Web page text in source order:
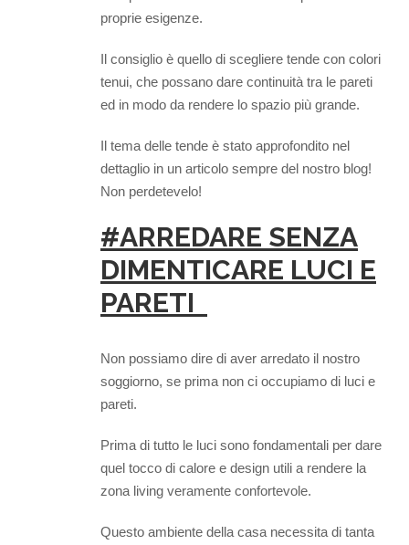
proprie esigenze.
Il consiglio è quello di scegliere tende con colori
tenui, che possano dare continuità tra le pareti
ed in modo da rendere lo spazio più grande.
Il tema delle tende è stato approfondito nel
dettaglio in un articolo sempre del nostro blog!
Non perdetevelo!
#ARREDARE SENZA
DIMENTICARE LUCI E
PARETI
Non possiamo dire di aver arredato il nostro
soggiorno, se prima non ci occupiamo di luci e
pareti.
Prima di tutto le luci sono fondamentali per dare
quel tocco di calore e design utili a rendere la
zona living veramente confortevole.
Questo ambiente della casa necessita di tanta